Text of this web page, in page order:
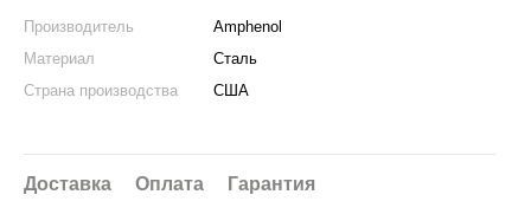
Производитель
Amphenol
Материал
Сталь
Страна производства
США
Доставка Оплата Гарантия